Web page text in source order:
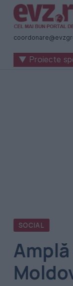
Știri
naționale
▼ Proiecte
SOCIAL